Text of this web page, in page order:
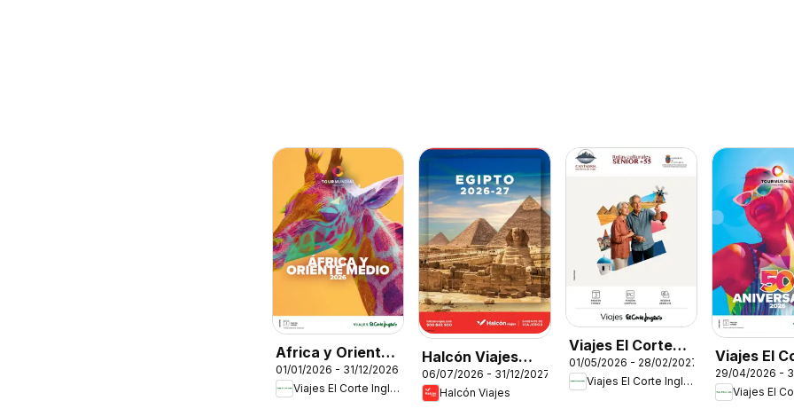
Africa y Oriente
Medio
01/01/2026 - 31/12/2026
Viajes El Corte Inglés
Halcón Viajes
Egipto
06/07/2026 - 31/12/2027
Halcón Viajes
Viajes El Corte
Inglés Rutas
Culturales
01/05/2026 - 28/02/2027
Viajes El Corte Inglés
Viajes El
Inglés
50
29/04/2026 -